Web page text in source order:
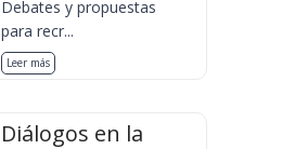
Debates y propuestas
para recr...
Leer más
Diálogos en la